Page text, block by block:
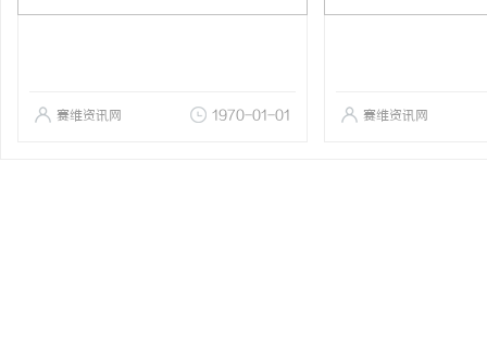
赛维资讯网 1970-01-01 赛维资讯网